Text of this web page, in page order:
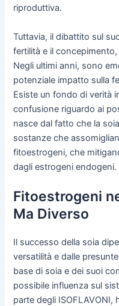
riproduttiva.
Tuttavia, il dibattito sul
fertilità e il
Negli ultimi anni, sono
potenziale impatto sulla
Esiste un fondo di verità
confusione riguardo ai
nasce dal fatto che la
sostanze che
fitoestrogeni, che
dagli estrogeni endogeni.
Fitoestrogeni
Ma Diverso
Il successo della soia
versatilità e dalle
base di soia e dei suoi
possibile influenza sul
parte degli